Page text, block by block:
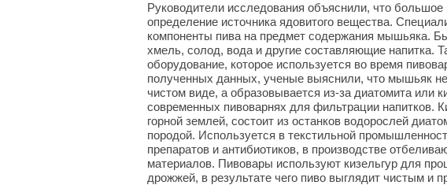
Руководители исследования объяснили, что
определение источника ядовитого вещества.
компоненты пива на предмет содержания мышьяка.
хмель, солод, вода и другие составляющие напитка.
оборудование, которое используется во время
полученных данных, ученые выяснили, что мышьяк
чистом виде, а образовывается из-за диатомита или
современных пивоварнях для фильтрации напитков.
горной землей, состоит из останков водорослей
породой. Используется в текстильной
препаратов и антибиотиков, в производстве
материалов. Пивовары используют кизельгур для
дрожжей, в результате чего пиво выглядит чистым и